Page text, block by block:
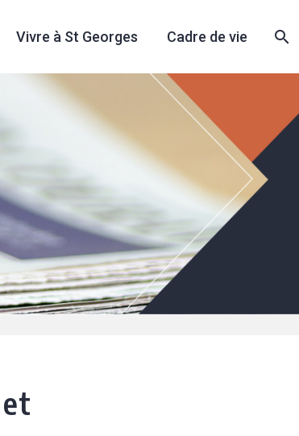
Vivre à St Georges Cadre de vie